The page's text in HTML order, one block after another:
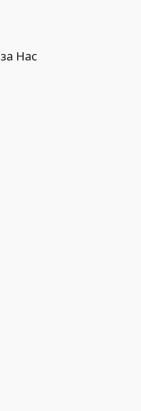
за Нас